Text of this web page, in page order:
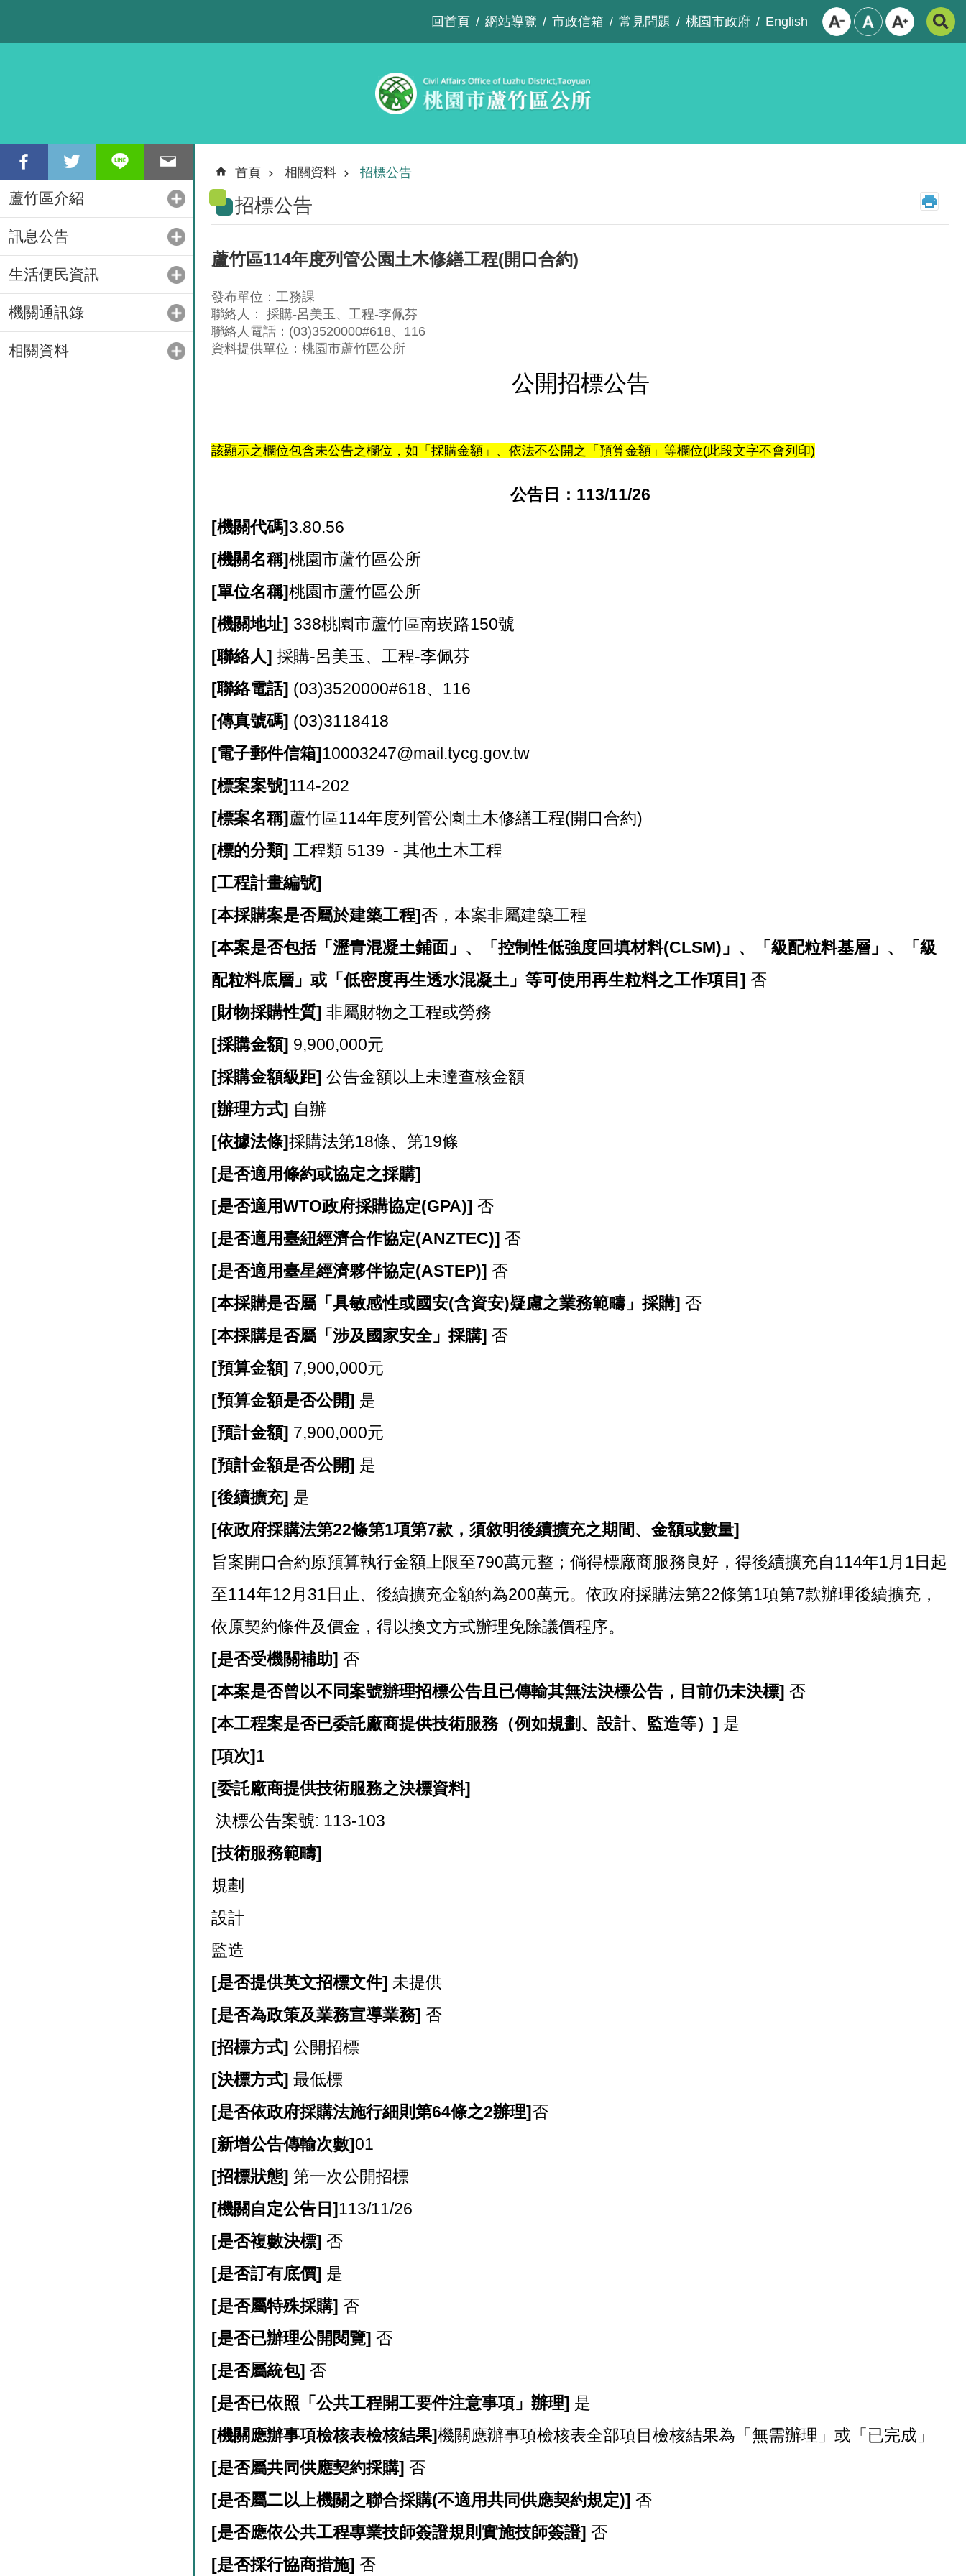
回首頁 網站導覽 市政信箱 常見問題 桃園市政府 English
蘆竹區介紹
訊息公告
生活便民資訊
機關通訊錄
相關資料
首頁 相關資料 招標公告
招標公告
蘆竹區114年度列管公園土木修繕工程(開口合約)
發布單位：工務課
聯絡人： 採購-呂美玉、工程-李佩芬
聯絡人電話：(03)3520000#618、116
資料提供單位：桃園市蘆竹區公所
公開招標公告
該顯示之欄位包含未公告之欄位，如「採購金額」、依法不公開之「預算金額」等欄位(此段文字不會列印)
公告日：113/11/26
[機關代碼]3.80.56
[機關名稱]桃園市蘆竹區公所
[單位名稱]桃園市蘆竹區公所
[機關地址] 338桃園市蘆竹區南崁路150號
[聯絡人] 採購-呂美玉、工程-李佩芬
[聯絡電話] (03)3520000#618、116
[傳真號碼] (03)3118418
[電子郵件信箱]10003247@mail.tycg.gov.tw
[標案案號]114-202
[標案名稱]蘆竹區114年度列管公園土木修繕工程(開口合約)
[標的分類] 工程類 5139 - 其他土木工程
[工程計畫編號]
[本採購案是否屬於建築工程]否，本案非屬建築工程
[本案是否包括「瀝青混凝土鋪面」、「控制性低強度回填材料(CLSM)」、「級配粒料基層」、「級
配粒料底層」或「低密度再生透水混凝土」等可使用再生粒料之工作項目] 否
[財物採購性質] 非屬財物之工程或勞務
[採購金額] 9,900,000元
[採購金額級距] 公告金額以上未達查核金額
[辦理方式] 自辦
[依據法條]採購法第18條、第19條
[是否適用條約或協定之採購]
[是否適用WTO政府採購協定(GPA)] 否
[是否適用臺紐經濟合作協定(ANZTEC)] 否
[是否適用臺星經濟夥伴協定(ASTEP)] 否
[本採購是否屬「具敏感性或國安(含資安)疑慮之業務範疇」採購] 否
[本採購是否屬「涉及國家安全」採購] 否
[預算金額] 7,900,000元
[預算金額是否公開] 是
[預計金額] 7,900,000元
[預計金額是否公開] 是
[後續擴充] 是
[依政府採購法第22條第1項第7款，須敘明後續擴充之期間、金額或數量]
旨案開口合約原預算執行金額上限至790萬元整；倘得標廠商服務良好，得後續擴充自114年1月1日起
至114年12月31日止、後續擴充金額約為200萬元。依政府採購法第22條第1項第7款辦理後續擴充，
依原契約條件及價金，得以換文方式辦理免除議價程序。
[是否受機關補助] 否
[本案是否曾以不同案號辦理招標公告且已傳輸其無法決標公告，目前仍未決標] 否
[本工程案是否已委託廠商提供技術服務（例如規劃、設計、監造等）] 是
[項次]1
[委託廠商提供技術服務之決標資料]
決標公告案號: 113-103
[技術服務範疇]
規劃
設計
監造
[是否提供英文招標文件] 未提供
[是否為政策及業務宣導業務] 否
[招標方式] 公開招標
[決標方式] 最低標
[是否依政府採購法施行細則第64條之2辦理]否
[新增公告傳輸次數]01
[招標狀態] 第一次公開招標
[機關自定公告日]113/11/26
[是否複數決標] 否
[是否訂有底價] 是
[是否屬特殊採購] 否
[是否已辦理公開閱覽] 否
[是否屬統包] 否
[是否已依照「公共工程開工要件注意事項」辦理] 是
[機關應辦事項檢核表檢核結果]機關應辦事項檢核表全部項目檢核結果為「無需辦理」或「已完成」
[是否屬共同供應契約採購] 否
[是否屬二以上機關之聯合採購(不適用共同供應契約規定)] 否
[是否應依公共工程專業技師簽證規則實施技師簽證] 否
[是否採行協商措施] 否